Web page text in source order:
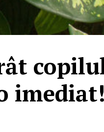
imediat!